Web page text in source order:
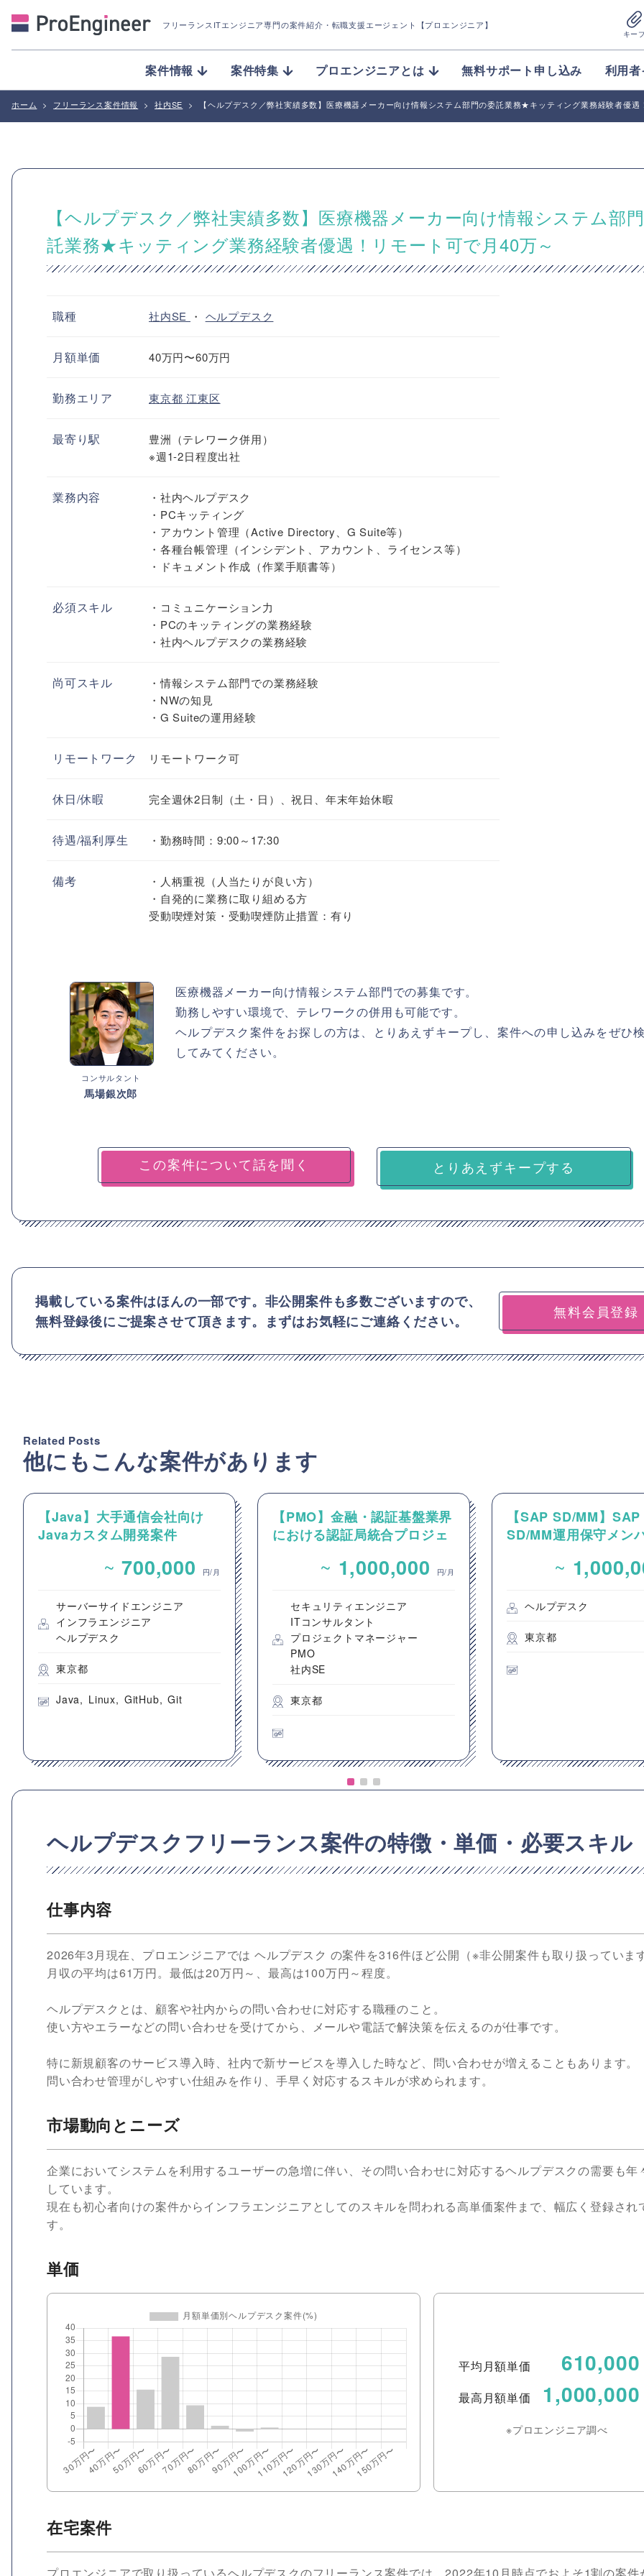
フリーランスITエンジニア専門の案件紹介 ・転職支援エージェント【プロエンジニア】
キー
案件情報 案件特集 プロエンジニアとは 無料サポート申し込み 利用
ホーム > フリーランス案件情報 > 社内SE > 【ヘルプデスク／弊社実績多数】医療機器メーカー向け情報システム部門の委託業務★キッティング業務経験者優
【ヘルプデスク／弊社実績多数】医療機器メーカー向け情報システム部
託業務★キッティング業務経験者優遇！リモート可で月40万～
職種 社内SE ・ ヘルプデスク
月額単価 40万円〜60万円
勤務エリア 東京都江東区
最寄り駅
豊洲（テレワーク併用）
※週1-2日程度出社
業務内容
・社内ヘルプデスク
・PCキッティング
・アカウント管理（Active Directory、G Suite等）
・各種台帳管理（インシデント、アカウント、ライセンス等）
・ドキュメント作成（作業手順書等）
必須スキル
・コミュニケーション力
・PCのキッティングの業務経験
・社内ヘルプデスクの業務経験
尚可スキル
・情報システム部門での業務経験
・NWの知見
・G Suiteの運用経験
リモートワーク リモートワーク可
休日/休暇 完全週休2日制（土・日）、祝日、年末年始休暇
待遇/福利厚生 ・勤務時間：9:00～17:30
備考
・人柄重視（人当たりが良い方）
・自発的に業務に取り組める方
受動喫煙対策・受動喫煙防止措置：有り
コンサルタント
馬場銀次郎
医療機器メーカー向け情報システム部門での募集です。
勤務しやすい環境で、テレワークの併用も可能です。
ヘルプデスク案件をお探しの方は、とりあえずキープし、案件への申し込みをぜひ
してみてください。
とりあえずキープする
掲載している案件はほんの一部です。非公開案件も多数ございますので、
無料登録後にご提案させて頂きます。まずはお気軽にご連絡ください。
無料会員登録
Related Posts
他にもこんな案件があります
【Java】大手通信会社向け
Javaカスタム開発案件
~ 700,000 円/月
サーバーサイドエンジニア
インフラエンジニア
ヘルプデスク
東京都
Java Linux GitHub Git
【PMO】金融・認証基盤業界
における認証局統合プロジェ
~ 1,000,000 円/月
セキュリティエンジニア
ITコンサルタント
プロジェクトマネージャー
PMO
社内SE
東京都
【SAP SD/MM】SAP
SD/MM運用保守メン
~
ヘルプデスク
東京都
ヘルプデスクフリーランス案件の特徴・単価・必要スキル
仕事内容
2026年3月現在、プロエンジニアでは ヘルプデスク の案件を316件ほど公開（※非公開案件も取り扱っていま
月収の平均は61万円。最低は20万円～、最高は100万円～程度。
ヘルプデスクとは、顧客や社内からの問い合わせに対応する職種のこと。
使い方やエラーなどの問い合わせを受けてから、メールや電話で解決策を伝えるのが仕事です。
特に新規顧客のサービス導入時、社内で新サービスを導入した時など、問い合わせが増えることもあります。
問い合わせ管理がしやすい仕組みを作り、手早く対応するスキルが求められます。
市場動向とニーズ
企業においてシステムを利用するユーザーの急増に伴い、その問い合わせに対応するヘルプデスクの需要も年
しています。
現在も初心者向けの案件からインフラエンジニアとしてのスキルを問われる高単価案件まで、幅広く登録され
す。
単価
平均月額単価 610,000
最高月額単価
1,000,000
※プロエンジニア調べ
在宅案件